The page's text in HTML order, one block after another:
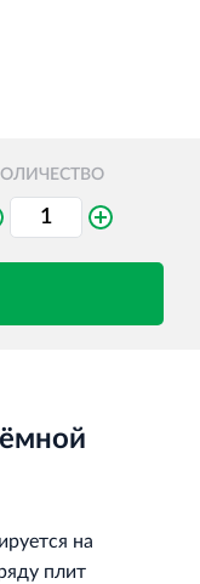
Вернисаж в
на
плит